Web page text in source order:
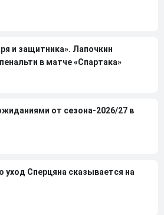
и защитника». Лапочкин
в матче «Спартака»
от сезона-2026/27 в
уход Сперцяна сказывается на